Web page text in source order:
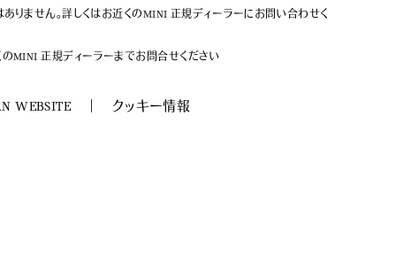
りません。詳しくはお近くのMINI 正規ディーラーにお問い合わせく
のMINI 正規ディーラーまでお問合せください
WEBSITE クッキー情報